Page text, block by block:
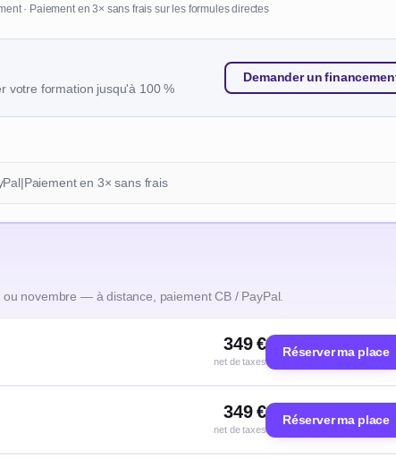
· Paiement en 3× sans frais sur les formules directes
votre formation jusqu'à 100 %
Demander un
|Paiement en 3× sans frais
novembre — à distance, paiement CB / PayPal.
349 €
net de taxes
Réserver ma place
349 €
net de taxes
Réserver ma place